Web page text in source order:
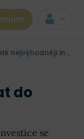
do stříbra? Vyplatí se to?
do
se